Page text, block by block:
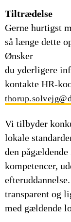
Tiltrædelse
Gerne hurtigst
så længe dette
Ønsker
du yderligere
kontakte HR-
Vi tilbyder
lokale
den
kompetencer,
transparent og
med gældende